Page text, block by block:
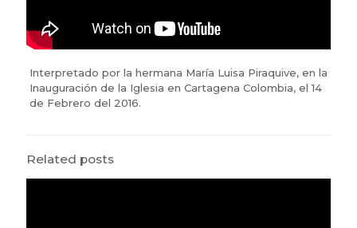
Interpretado por la hermana María Luisa Piraquive, en la
Inauguración de la Iglesia en Cartagena Colombia, el 14
de Febrero del 2016.
Related posts